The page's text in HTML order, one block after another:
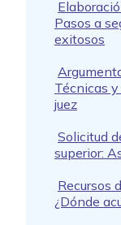
Pasos a
exitosos
Técnicas
juez
Solicitud
superior:
Recursos
¿Dónde